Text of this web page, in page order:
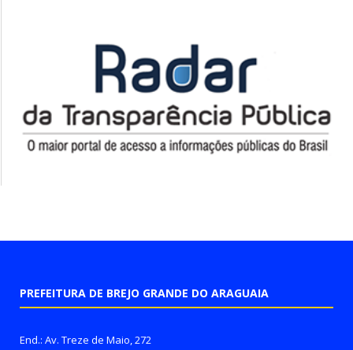
PREFEITURA DE BREJO GRANDE DO ARAGUAIA
End.: Av. Treze de Maio, 272